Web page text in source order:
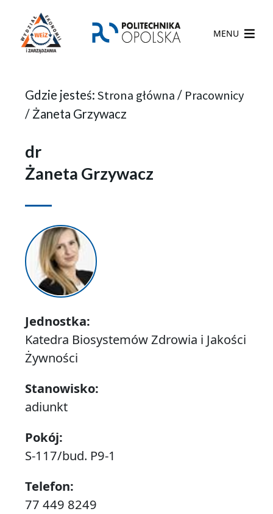
MENU
Gdzie jesteś: Strona główna / Pracownicy
/ Żaneta Grzywacz
dr
Żaneta Grzywacz
Jednostka:
Katedra Biosystemów Zdrowia i Jakości
Żywności
Stanowisko:
adiunkt
Pokój:
S-117/bud. P9-1
Telefon:
77 449 8249